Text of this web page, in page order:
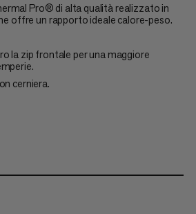
Pro® di alta qualità realizzato in
offre un rapporto ideale calore-peso.
la zip frontale per una maggiore
cerniera.